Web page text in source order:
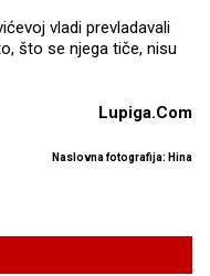
vladi prevladavali
što se njega tiče, nisu
Lupiga.Com
Naslovna fotografija: Hina